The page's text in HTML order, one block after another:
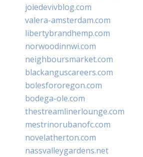
joiedevivblog.com
valera-amsterdam.com
libertybrandhemp.com
norwoodinnwi.com
neighboursmarket.com
blackanguscareers.com
bolesfororegon.com
bodega-ole.com
thestreamlinerlounge.com
mestrinorubanofc.com
novelatherton.com
nassvalleygardens.net